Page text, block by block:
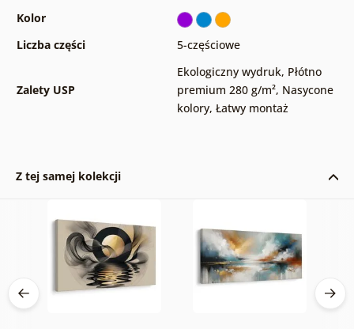
Kolor
Liczba części
5-częściowe
Zalety USP
Ekologiczny wydruk, Płótno
premium 280 g/m², Nasycone
kolory, Łatwy montaż
Z tej samej kolekcji